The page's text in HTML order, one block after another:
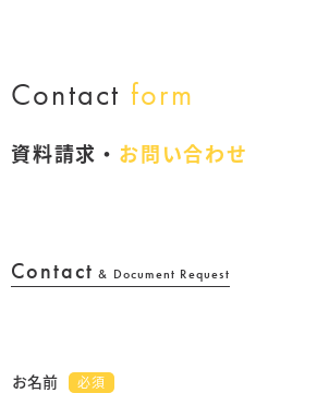
Contact form
資料請求・ お問い合わせ
Contact & Document Request
お名前 必須